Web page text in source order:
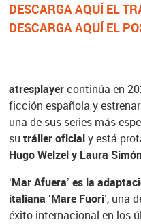
DESCARGA AQUÍ EL
DESCARGA AQUÍ EL
atresplayercontinúa en
ficción española y
una de sus series más
su tráiler oficialy está
Hugo Welzel y Laura
‘Mar Afuera’ es la
italiana ‘Mare Fuori’, una
éxito internacional en los